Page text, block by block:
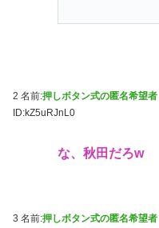
2 名前:押しボタン式の匿名希望者
ID:kZ5uRJnL0
な、秋田だろw
3 名前:押しボタン式の匿名希望者